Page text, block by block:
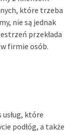
które trzeba
nie są jednak
przekłada
firmie osób.
które
podłóg, a także